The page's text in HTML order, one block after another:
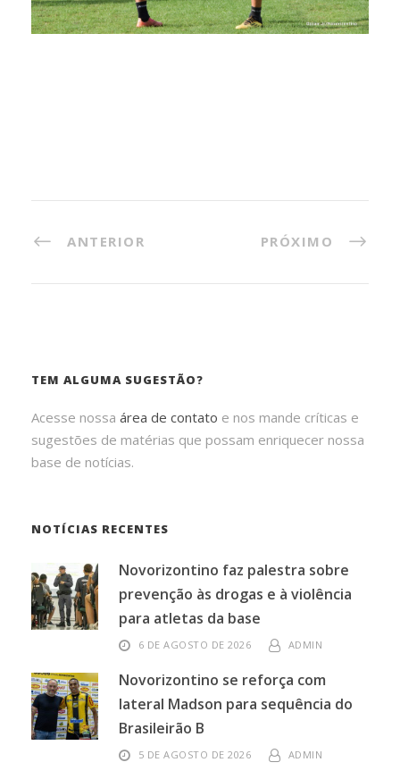
ANTERIOR PRÓXIMO
TEM ALGUMA SUGESTÃO?
Acesse nossa área de contato e nos mande críticas e
sugestões de matérias que possam enriquecer nossa
base de notícias.
NOTÍCIAS RECENTES
Novorizontino faz palestra sobre
prevenção às drogas e à violência
para atletas da base
6 DE AGOSTO DE 2026 ADMIN
Novorizontino se reforça com
lateral Madson para sequência do
Brasileirão B
5 DE AGOSTO DE 2026 ADMIN